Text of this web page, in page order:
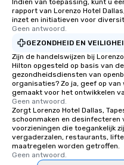
Indien van toepassing, kunt u
rapport van Lorenzo Hotel
inzet en initiatieven voor
Geen antwoord.
GEZONDHEID EN
Zijn de handelswijzen bij
Hilton opgesteld op basis van
gezondheidsdiensten van
organisaties? Zo ja, geef op
gemaakt voor het ontwikkelen
Geen antwoord.
Zorgt Lorenzo Hotel Dallas,
schoonmaken en desinfecteren
voorzieningen die toegankelijk
vergaderzalen, restaurants,
maatregelen worden getroffen.
Geen antwoord.